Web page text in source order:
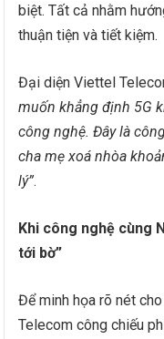
biệt. Tất cả nhằm
thuận tiện và tiết kiệm.
Đại diện Viettel
muốn khẳng định 5G
công nghệ. Đây là
cha mẹ xoá nhòa
lý”.
Khi công nghệ cùng
tới bờ”
Để minh họa rõ nét
Telecom công chiếu